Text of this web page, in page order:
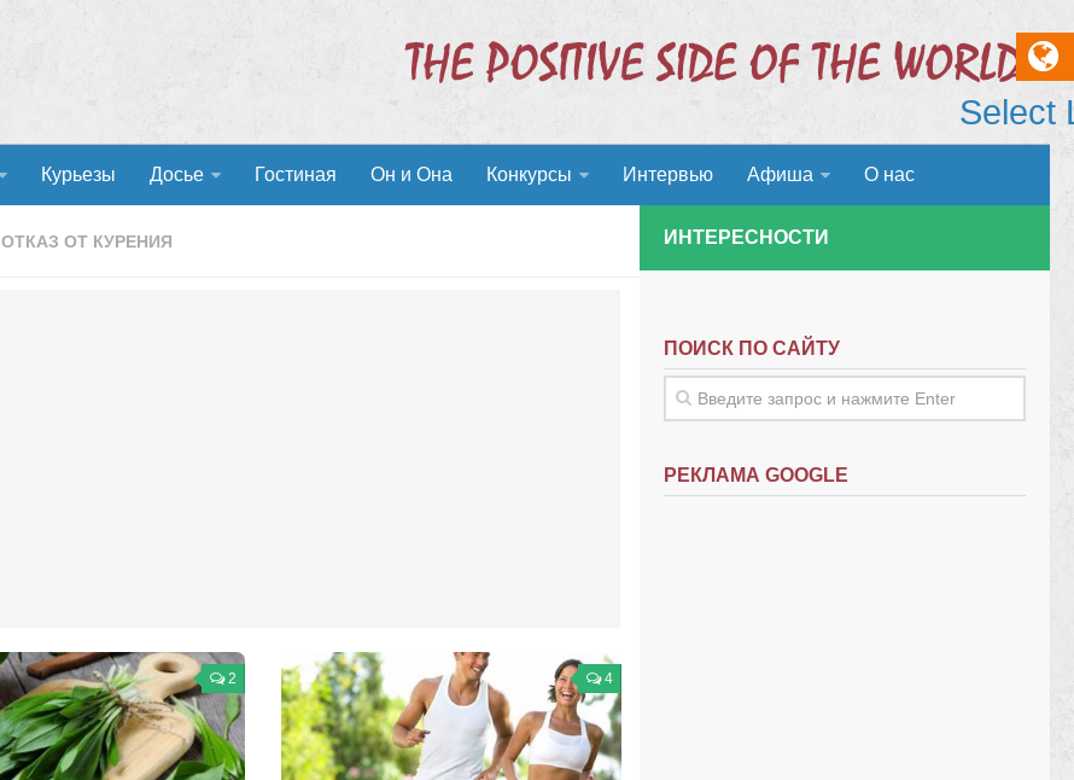
Курьезы Досье Гостиная Он и Она Конкурсы Интервью Афиша О нас
ОТКАЗ ОТ КУРЕНИЯ
2 4
ИНТЕРЕСНОСТИ
ПОИСК ПО САЙТУ
РЕКЛАМА GOOGLE
Select